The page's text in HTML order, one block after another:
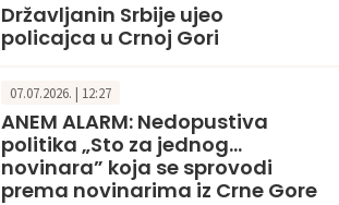
Državljanin Srbije ujeo
policajca u Crnoj Gori
07.07.2026. | 12:27
ANEM ALARM: Nedopustiva
politika „Sto za jednog…
novinara” koja se sprovodi
prema novinarima iz Crne Gore